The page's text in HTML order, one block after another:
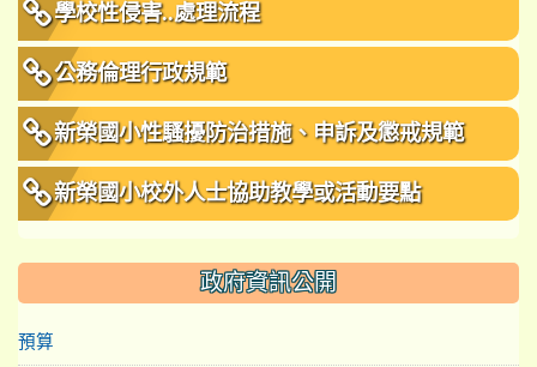
學校性侵害..處理流程
公務倫理行政規範
新榮國小性騷擾防治措施、申訴及懲戒規範
新榮國小校外人士協助教學或活動要點
政府資訊公開
預算